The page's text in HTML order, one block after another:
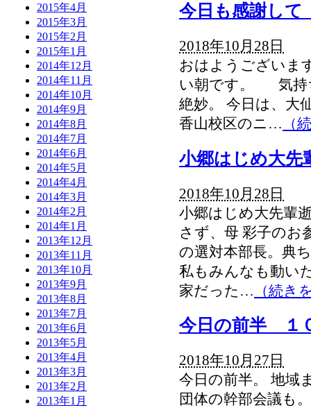
2015年4月
2015年3月
2015年2月
2015年1月
2014年12月
2014年11月
2014年10月
2014年9月
2014年8月
2014年7月
2014年6月
2014年5月
2014年4月
2014年3月
2014年2月
2014年1月
2013年12月
2013年11月
2013年10月
2013年9月
2013年8月
2013年7月
2013年6月
2013年5月
2013年4月
2013年3月
2013年2月
2013年1月
今日も感謝し
2018年10月28日
おはようございま
い朝です。 気持
絶妙。 今日は、大
香山校区のニ… （
小郷はじめ大
2018年10月28日
小郷はじめ大先輩
さず、母 彩子のお
の選対本部長。典
私もみんなも動い
家だった… （続き
今日の前半 １
2018年10月27日
今日の前半。 地域
団体の幹部会